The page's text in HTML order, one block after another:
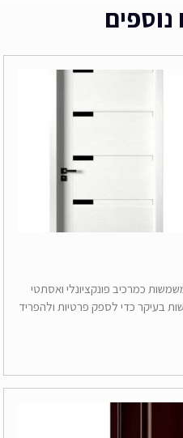
כמרכיב פונקציונלי ואסתטי
בעיקר כדי לספק פרטיות ולהפריד